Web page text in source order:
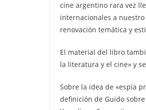
cine argentino rara vez
internacionales a
renovación temática y
El material del libro
la literatura y el cine» y
Sobre la idea de «espía
definición de Guido